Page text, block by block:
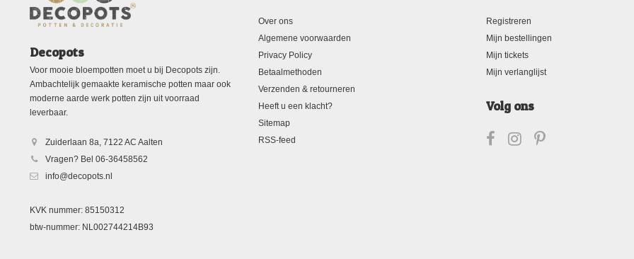
Decopots
Voor mooie bloempotten moet u bij Decopots zijn.
Ambachtelijk gemaakte keramische potten maar ook
moderne aarde werk potten zijn uit voorraad
leverbaar.
Zuiderlaan 8a, 7122 AC Aalten
Vragen? Bel 06-36458562
info@decopots.nl
KVK nummer: 85150312
btw-nummer: NL002744214B93
Over ons
Algemene voorwaarden
Privacy Policy
Betaalmethoden
Verzenden & retourneren
Heeft u een klacht?
Sitemap
RSS-feed
Registreren
Mijn bestellingen
Mijn tickets
Mijn verlanglijst
Volg ons